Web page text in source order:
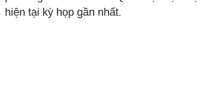
hiện tại kỳ họp gần nhất.